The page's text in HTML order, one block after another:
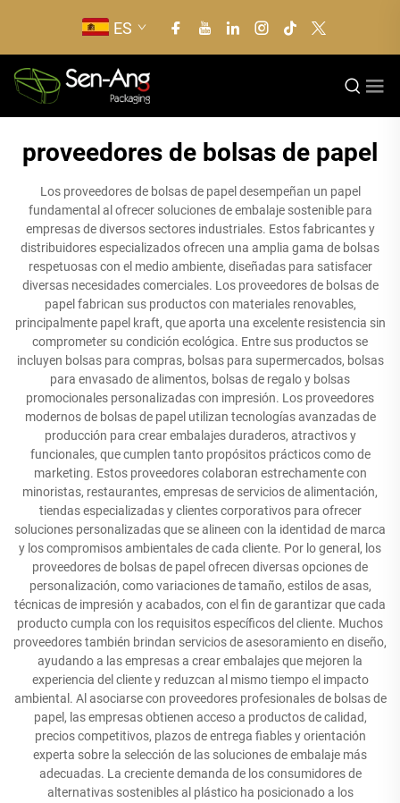
ES
proveedores de bolsas de papel
Los proveedores de bolsas de papel desempeñan un papel
fundamental al ofrecer soluciones de embalaje sostenible para
empresas de diversos sectores industriales. Estos fabricantes y
distribuidores especializados ofrecen una amplia gama de bolsas
respetuosas con el medio ambiente, diseñadas para satisfacer
diversas necesidades comerciales. Los proveedores de bolsas de
papel fabrican sus productos con materiales renovables,
principalmente papel kraft, que aporta una excelente resistencia sin
comprometer su condición ecológica. Entre sus productos se
incluyen bolsas para compras, bolsas para supermercados, bolsas
para envasado de alimentos, bolsas de regalo y bolsas
promocionales personalizadas con impresión. Los proveedores
modernos de bolsas de papel utilizan tecnologías avanzadas de
producción para crear embalajes duraderos, atractivos y
funcionales, que cumplen tanto propósitos prácticos como de
marketing. Estos proveedores colaboran estrechamente con
minoristas, restaurantes, empresas de servicios de alimentación,
tiendas especializadas y clientes corporativos para ofrecer
soluciones personalizadas que se alineen con la identidad de marca
y los compromisos ambientales de cada cliente. Por lo general, los
proveedores de bolsas de papel ofrecen diversas opciones de
personalización, como variaciones de tamaño, estilos de asas,
técnicas de impresión y acabados, con el fin de garantizar que cada
producto cumpla con los requisitos específicos del cliente. Muchos
proveedores también brindan servicios de asesoramiento en diseño,
ayudando a las empresas a crear embalajes que mejoren la
experiencia del cliente y reduzcan al mismo tiempo el impacto
ambiental. Al asociarse con proveedores profesionales de bolsas de
papel, las empresas obtienen acceso a productos de calidad,
precios competitivos, plazos de entrega fiables y orientación
experta sobre la selección de las soluciones de embalaje más
adecuadas. La creciente demanda de los consumidores de
alternativas sostenibles al plástico ha posicionado a los